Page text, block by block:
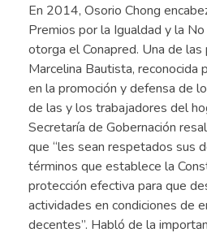
En 2014, Osorio Chong
Premios por la Igualdad y la
otorga el Conapred. Una de las
Marcelina Bautista, reconocida
en la promoción y defensa de
de las y los trabajadores del
Secretaría de Gobernación
que “les sean respetados sus
términos que establece la
protección efectiva para que
actividades en condiciones de
decentes”. Habló de la